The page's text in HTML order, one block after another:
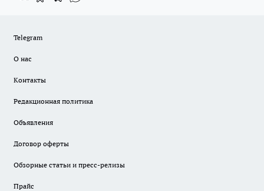
Telegram
О нас
Контакты
Редакционная политика
Объявления
Договор оферты
Обзорные статьи и пресс-релизы
Прайс